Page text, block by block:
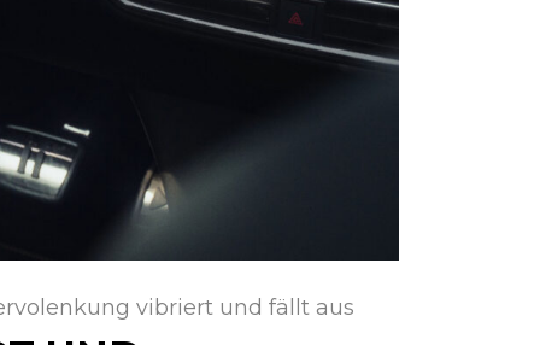
vibriert und fällt aus